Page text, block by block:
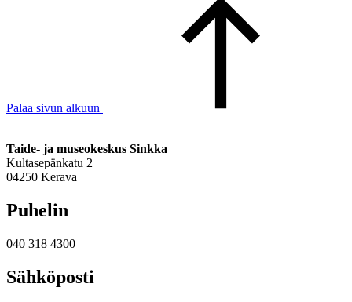
Palaa sivun alkuun
Taide- ja museokeskus Sinkka
Kultasepänkatu 2
04250 Kerava
Puhelin
040 318 4300
Sähköposti